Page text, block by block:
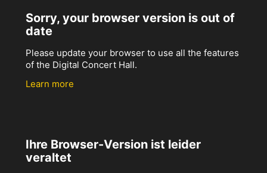
Sorry, your browser version is out of
date
Please update your browser to use all the features
of the Digital Concert Hall.
Learn more
Ihre Browser-Version ist leider
veraltet